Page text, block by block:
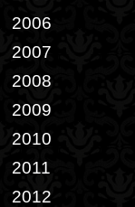
2006
2007
2008
2009
2010
2011
2012